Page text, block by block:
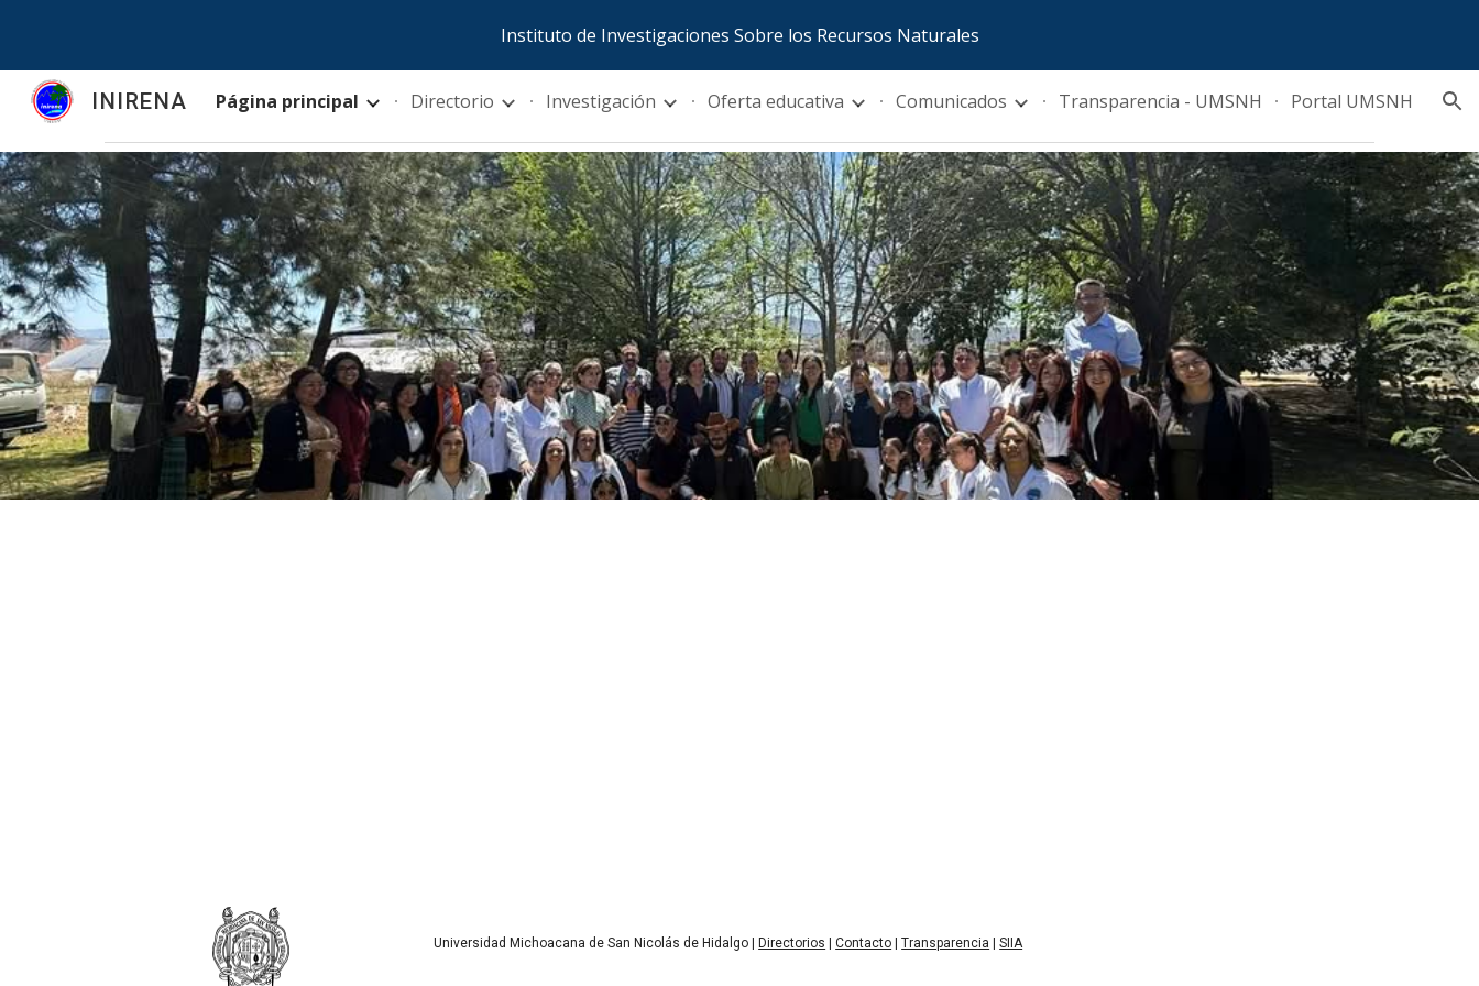
Skip to main content Skip to navigation
Instituto de Investigaciones Sobre los Recursos Naturales
INIRENA Página principal Directorio Investigación Oferta educativa Comunicados Transparencia - UMSNH Portal UMSNH
Universidad Michoacana de San Nicolás de Hidalgo | Directorios |Contacto Transparencia |SIIA